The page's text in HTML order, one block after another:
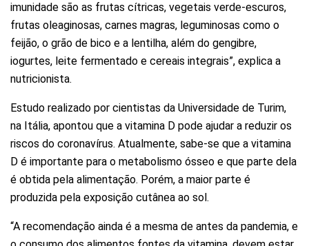
imunidade são as frutas cítricas, vegetais verde-escuros,
frutas oleaginosas, carnes magras, leguminosas como o
feijão, o grão de bico e a lentilha, além do gengibre,
iogurtes, leite fermentado e cereais integrais”, explica a
nutricionista.
Estudo realizado por cientistas da Universidade de Turim,
na Itália, apontou que a vitamina D pode ajudar a reduzir os
riscos do coronavírus. Atualmente, sabe-se que a vitamina
D é importante para o metabolismo ósseo e que parte dela
é obtida pela alimentação. Porém, a maior parte é
produzida pela exposição cutânea ao sol.
“A recomendação ainda é a mesma de antes da pandemia, e